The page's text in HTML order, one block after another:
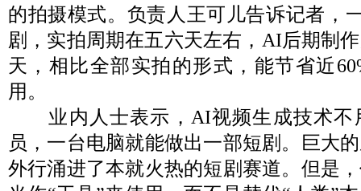
的拍摄模式。负责人王可儿告诉记者，
剧，实拍周期在五六天左右，AI后期制
天，相比全部实拍的形式，能节省近
用。
业内人士表示，AI视频生成技术不
员，一台电脑就能做出一部短剧。巨大
外行涌进了本就火热的短剧赛道。但是